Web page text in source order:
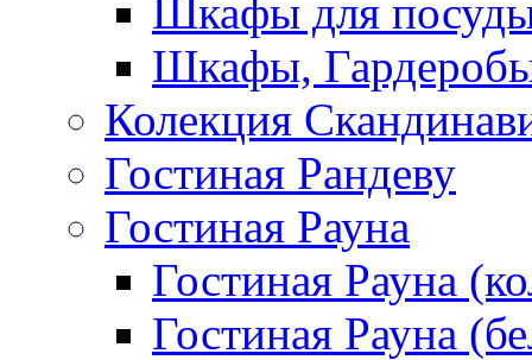
Шкафы для
Шкафы,
Колекция
Гостиная Рандеву
Гостиная Рауна
Гостиная Рауна
Гостиная Рауна